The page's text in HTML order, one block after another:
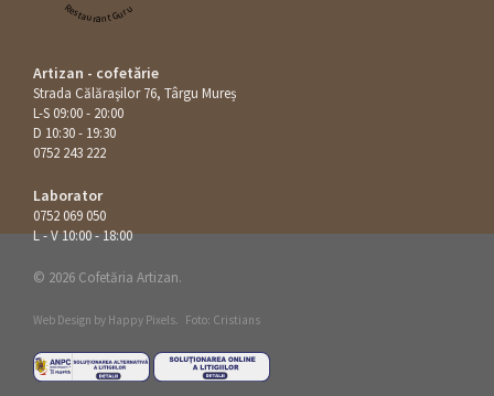
Restaurant Guru
Artizan - cofetărie
Strada Călăraşilor 76, Târgu Mureș
L-S 09:00 - 20:00
D 10:30 - 19:30
0752 243 222
Laborator
0752 069 050
L - V 10:00 - 18:00
© 2026 Cofetăria Artizan.
Web Design by Happy Pixels. Foto: Cristians